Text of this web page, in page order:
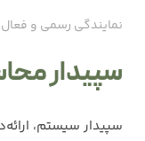
نمایندگی رسمی و
سپیدار
سپیدار سیستم،